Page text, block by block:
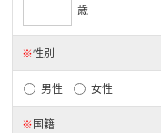
歳
※性別
男性 女性
※国籍